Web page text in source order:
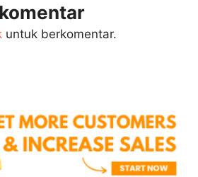
untuk berkomentar.